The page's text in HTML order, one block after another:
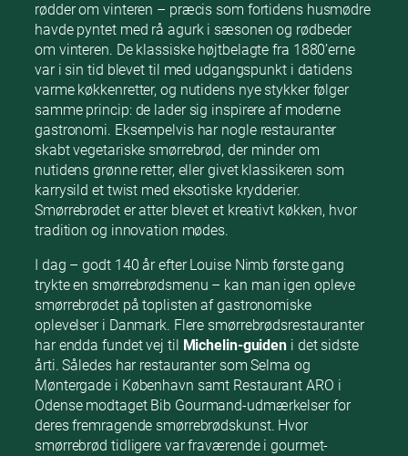
rødder om vinteren – præcis som fortidens husmødre
havde pyntet med rå agurk i sæsonen og rødbeder
om vinteren. De klassiske højtbelagte fra 1880’erne
var i sin tid blevet til med udgangspunkt i datidens
varme køkkenretter, og nutidens nye stykker følger
samme princip: de lader sig inspirere af moderne
gastronomi. Eksempelvis har nogle restauranter
skabt vegetariske smørrebrød, der minder om
nutidens grønne retter, eller givet klassikeren som
karrysild et twist med eksotiske krydderier.
Smørrebrødet er atter blevet et kreativt køkken, hvor
tradition og innovation mødes.
I dag – godt 140 år efter Louise Nimb første gang
trykte en smørrebrødsmenu – kan man igen opleve
smørrebrødet på toplisten af gastronomiske
oplevelser i Danmark. Flere smørrebrødsrestauranter
har endda fundet vej til
Michelin-guiden i det sidste
årti. Således har restauranter som Selma og
Møntergade i København samt Restaurant ARO i
Odense modtaget Bib Gourmand-udmærkelser for
deres fremragende smørrebrødskunst. Hvor
smørrebrød tidligere var fraværende i gourmet-